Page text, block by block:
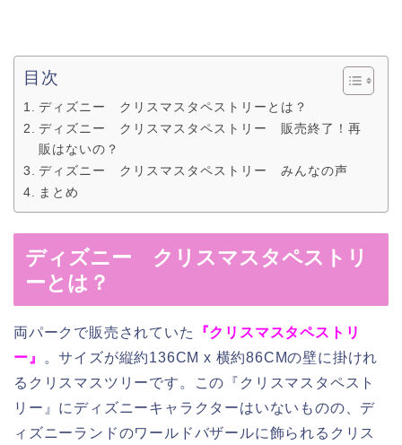
目次
ディズニー クリスマスタペストリーとは？
ディズニー クリスマスタペストリー 販売終了！再
販はないの？
ディズニー クリスマスタペストリー みんなの声
まとめ
ディズニー クリスマスタペストリ
ーとは？
両パークで販売されていた
『クリスマスタペストリ
ー』
。サイズが縦約136CM x 横約86CMの壁に掛けれ
るクリスマスツリーです。この『クリスマスタペスト
リー』にディズニーキャラクターはいないものの、デ
ィズニーランドのワールドバザールに飾られるクリス